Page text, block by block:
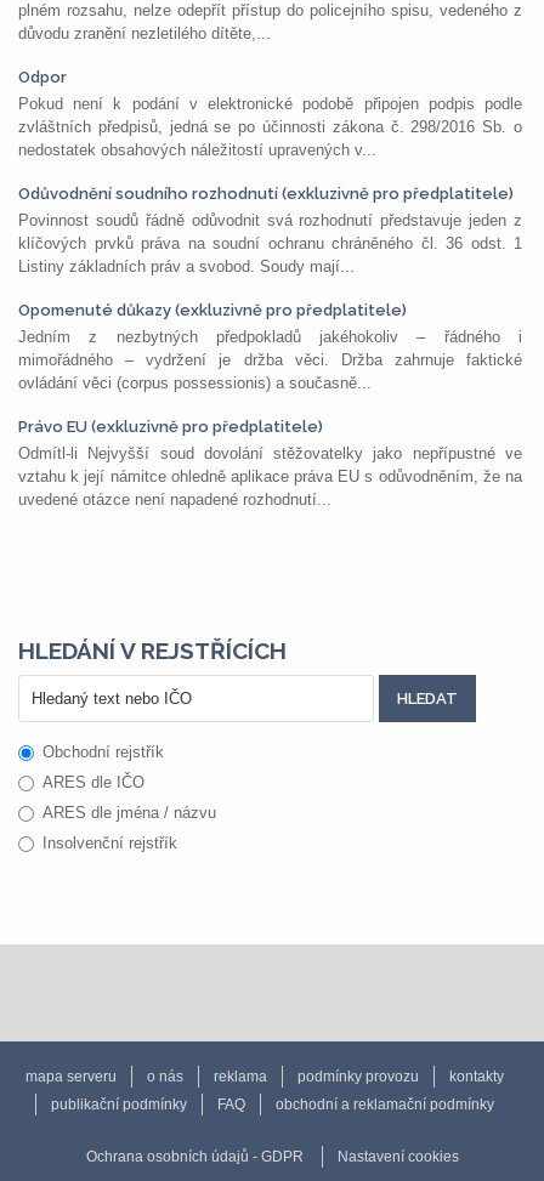
plném rozsahu, nelze odepřít přístup do policejního spisu, vedeného z
důvodu zranění nezletilého dítěte,...
Odpor
Pokud není k podání v elektronické podobě připojen podpis podle
zvláštních předpisů, jedná se po účinnosti zákona č. 298/2016 Sb. o
nedostatek obsahových náležitostí upravených v...
Odůvodnění soudního rozhodnutí (exkluzivně pro předplatitele)
Povinnost soudů řádně odůvodnit svá rozhodnutí představuje jeden z
klíčových prvků práva na soudní ochranu chráněného čl. 36 odst. 1
Listiny základních práv a svobod. Soudy mají...
Opomenuté důkazy (exkluzivně pro předplatitele)
Jedním z nezbytných předpokladů jakéhokoliv – řádného i
mimořádného – vydržení je držba věci. Držba zahrnuje faktické
ovládání věci (corpus possessionis) a současně...
Právo EU (exkluzivně pro předplatitele)
Odmítl-li Nejvyšší soud dovolání stěžovatelky jako nepřípustné ve
vztahu k její námitce ohledně aplikace práva EU s odůvodněním, že na
uvedené otázce není napadené rozhodnutí...
HLEDÁNÍ V REJSTŘÍCÍCH
Obchodní rejstřík
ARES dle IČO
ARES dle jména / názvu
Insolvenční rejstřík
mapa serveru o nás reklama podmínky provozu
kontakty
publikační podmínky
FAQ obchodní a reklamační podmínky
Ochrana osobních údajů - GDPR Nastavení cookies